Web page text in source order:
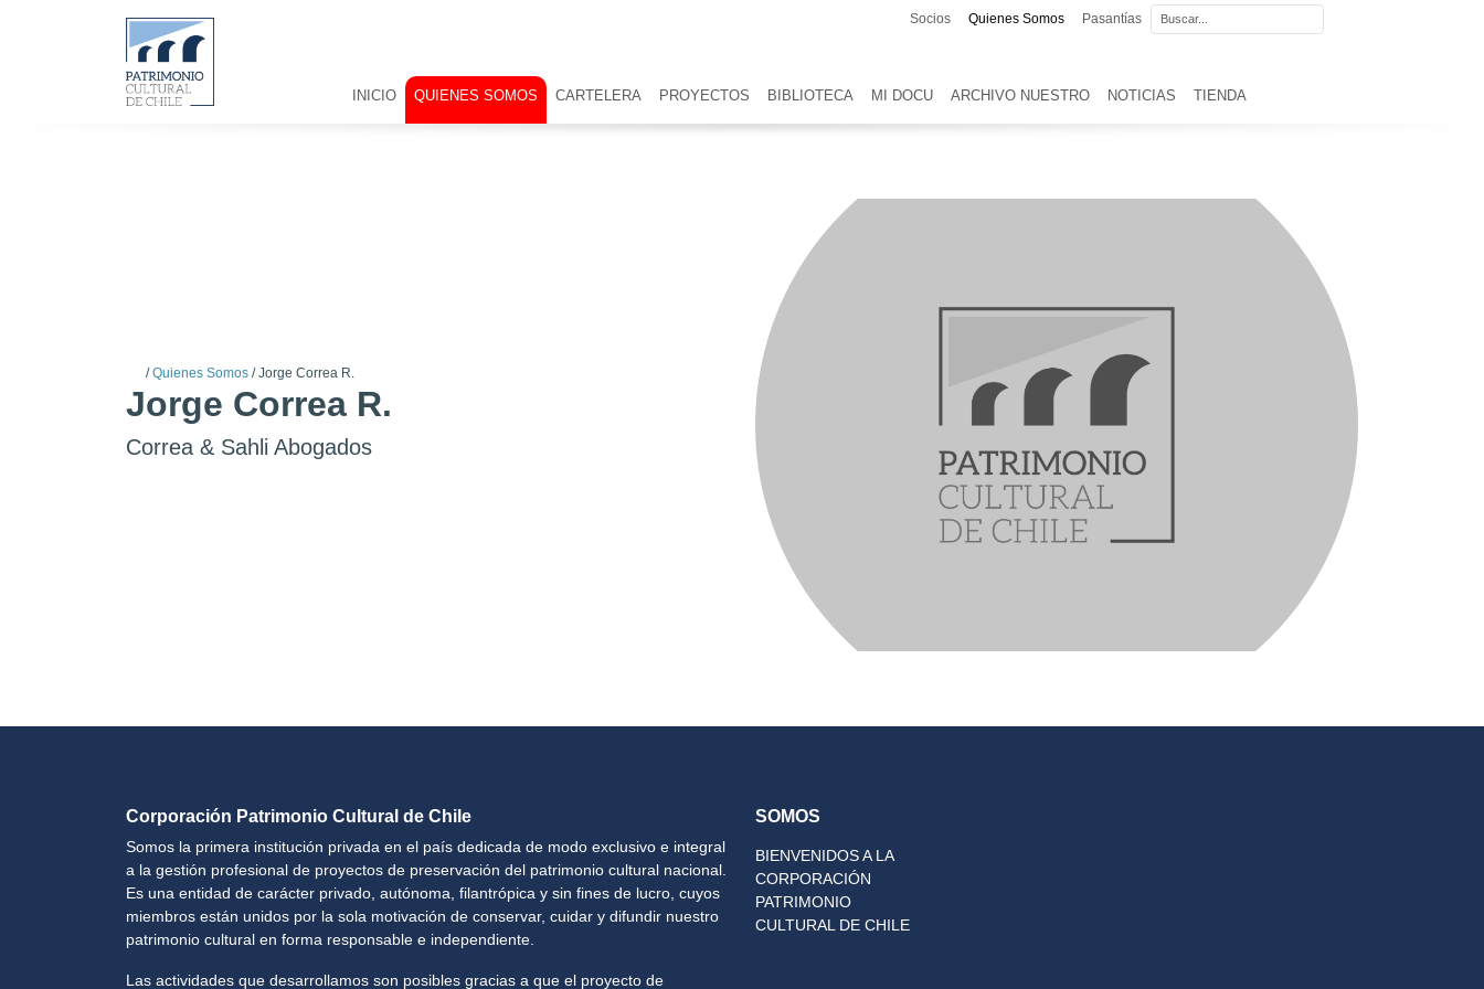
Socios Quienes Somos Pasantías
INICIO QUIENES SOMOS CARTELERA PROYECTOS BIBLIOTECA MI DOCU ARCHIVO NUESTRO NOTICIAS TIENDA
/Quienes Somos /Jorge Correa R.
Jorge Correa R.
Correa & Sahli Abogados
Corporación Patrimonio Cultural de Chile
Somos la primera institución privada en el país dedicada de modo exclusivo e integral
a la gestión profesional de proyectos de preservación del patrimonio cultural nacional.
Es una entidad de carácter privado, autónoma, filantrópica y sin fines de lucro, cuyos
miembros están unidos por la sola motivación de conservar, cuidar y difundir nuestro
patrimonio cultural en forma responsable e independiente.
Las actividades que desarrollamos son posibles gracias a que el proyecto de
SOMOS
BIENVENIDOS A LA
CORPORACIÓN
PATRIMONIO
CULTURAL DE CHILE